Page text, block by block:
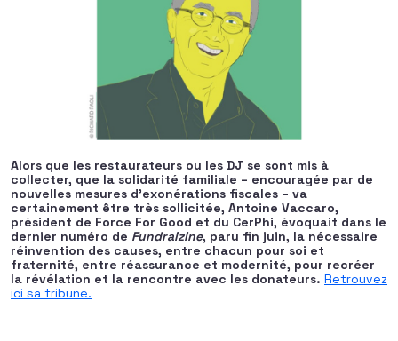
Alors que les restaurateurs ou les DJ se sont mis à
collecter, que la solidarité familiale – encouragée par de
nouvelles mesures d’exonérations fiscales – va
certainement être très sollicitée, Antoine Vaccaro,
président de Force For Good et du CerPhi, évoquait dans le
dernier numéro de Fundraizine, paru fin juin, la nécessaire
réinvention des causes, entre chacun pour soi et
fraternité, entre réassurance et modernité, pour recréer
la révélation et la rencontre avec les donateurs. Retrouvez
ici sa tribune.